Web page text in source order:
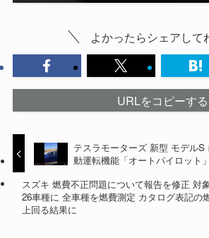
よかったらシェアして
URLをコピーする
テスラモーターズ 新型 モデルS
動運転機能「オートパイロット
スズキ 燃費不正問題について報告を修正 対
26車種に 全車種を燃費測定 カタログ表記の
上回る結果に